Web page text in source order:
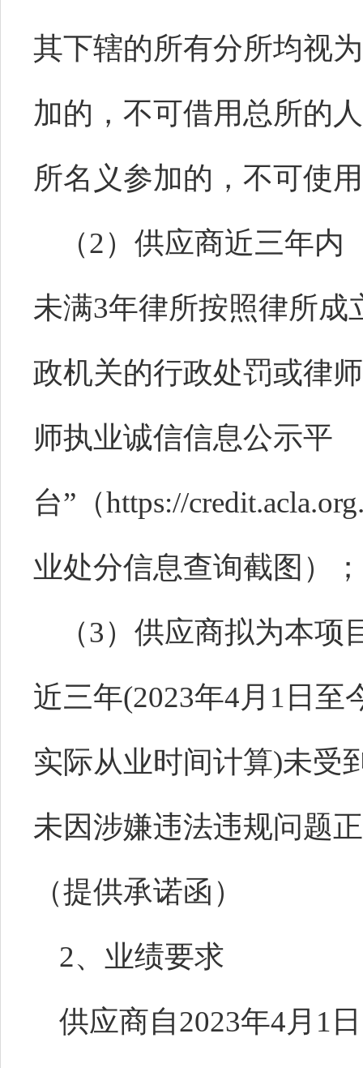
其下辖的所有分所均视
加的，不可借用总所的
所名义参加的，不可使
（2）供应商近三年内
未满3年律所按照律所
政机关的行政处罚或律
师执业诚信信息公示平
台”（https://
业处分信息查询截图）；
（3）供应商拟为本项
近三年(2023年4月1日至
实际从业时间计算)未受
未因涉嫌违法违规问题
（提供承诺函）
2、 业绩要求
供应商自2023年4月1